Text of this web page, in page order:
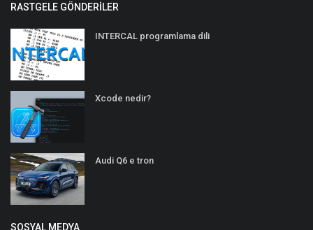
RASTGELE GÖNDERILER
INTERCAL programlama dili
Xcode nedir?
Audi Q6 e tron
SOSYAL MEDYA